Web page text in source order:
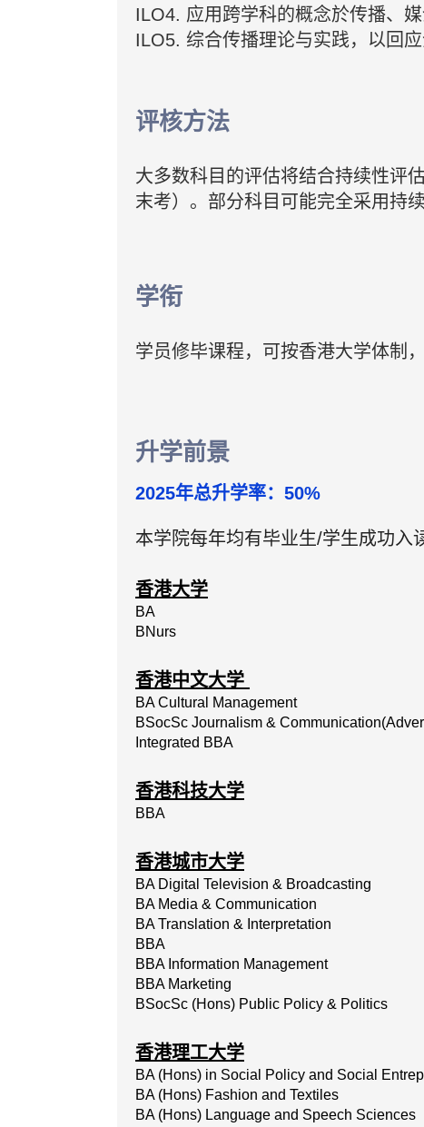
ILO4. 应用跨学科的概念於传播、
ILO5. 综合传播理论与实践，以回
评核方法
大多数科目的评估将结合持续性评
末考）。部分科目可能完全采用持
学衔
学员修毕课程，可按香港大学体制
升学前景
2025年总升学率：50%
本学院每年均有毕业生/学生成功入
香港大学
BA
BNurs
香港中文大学
BA Cultural
Management
BSocSc Journalism &
Integrated BBA
香港科技大学
BBA
香港城市大学
BA Digital Television & Broadcasting
BA Media & Communication
BA Translation & Interpretation
BBA
BBA Information Management
BBA Marketing
BSocSc (Hons) Public Policy & Politics
香港理工大学
BA (Hons) in Social Policy and Social
BA (Hons) Fashion and Textiles
BA (Hons) Language and Speech Sciences